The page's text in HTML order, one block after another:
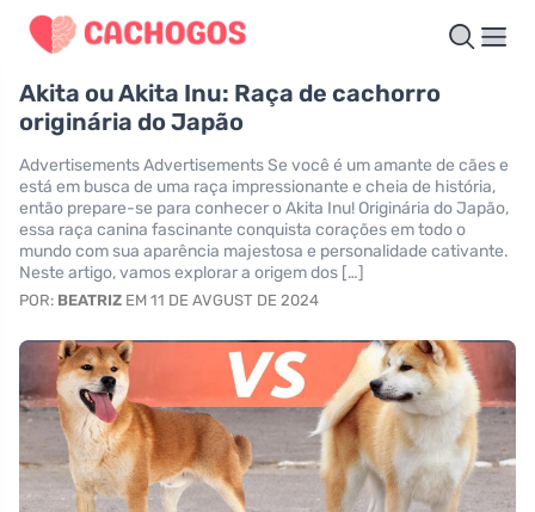
Akita ou Akita Inu: Raça de cachorro
originária do Japão
Advertisements Advertisements Se você é um amante de cães e
está em busca de uma raça impressionante e cheia de história,
então prepare-se para conhecer o Akita Inu! Originária do Japão,
essa raça canina fascinante conquista corações em todo o
mundo com sua aparência majestosa e personalidade cativante.
Neste artigo, vamos explorar a origem dos […]
POR: BEATRIZ EM 11 DE AVGUST DE 2024